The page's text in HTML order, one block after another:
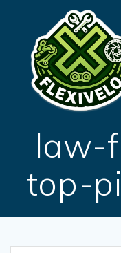
law-
top-